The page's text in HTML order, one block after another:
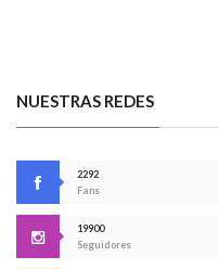
NUESTRAS REDES
2292
Fans
19900
Seguidores